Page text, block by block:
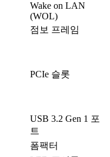
Wake on LAN
(WOL)
점보 프레임
PCIe 슬롯
USB 3.2 Gen 1 포
트
폼팩터